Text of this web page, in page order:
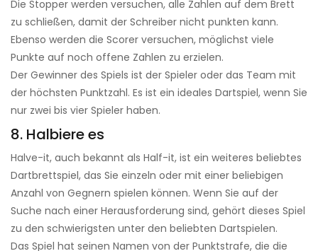
Die Stopper werden versuchen, alle Zahlen auf dem Brett
zu schließen, damit der Schreiber nicht punkten kann.
Ebenso werden die Scorer versuchen, möglichst viele
Punkte auf noch offene Zahlen zu erzielen.
Der Gewinner des Spiels ist der Spieler oder das Team mit
der höchsten Punktzahl. Es ist ein ideales Dartspiel, wenn Sie
nur zwei bis vier Spieler haben.
8. Halbiere es
Halve-it, auch bekannt als Half-it, ist ein weiteres beliebtes
Dartbrettspiel, das Sie einzeln oder mit einer beliebigen
Anzahl von Gegnern spielen können. Wenn Sie auf der
Suche nach einer Herausforderung sind, gehört dieses Spiel
zu den schwierigsten unter den beliebten Dartspielen.
Das Spiel hat seinen Namen von der Punktstrafe, die die